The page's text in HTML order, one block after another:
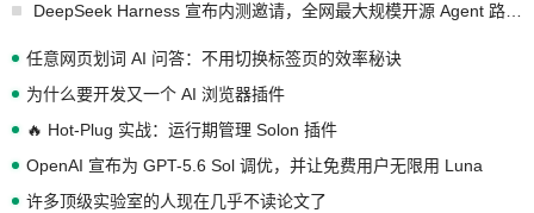
任意网页划词 AI 问答：不用切换标签页的效率秘诀
为什么要开发又一个 AI 浏览器插件
🔥 Hot-Plug 实战：运行期管理 Solon 插件
OpenAI 宣布为 GPT-5.6 Sol 调优，并让免费用户无限用 Luna
许多顶级实验室的人现在几乎不读论文了